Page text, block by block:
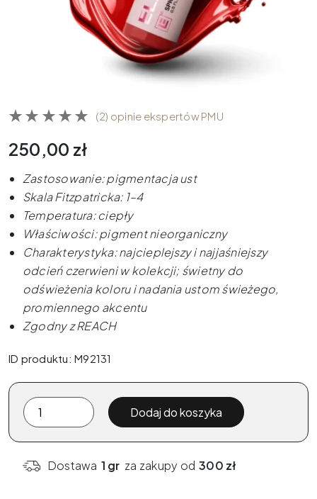
(2) opinie ekspertów PMU
250,00 zł
Zastosowanie: pigmentacja ust
Skala Fitzpatricka: 1–4
Temperatura: ciepły
Właściwości: pigment nieorganiczny
Charakterystyka: najcieplejszy i najjaśniejszy
odcień czerwieni w kolekcji; świetny do
odświeżenia koloru i nadania ustom świeżego,
promiennego akcentu
Zgodny z REACH
ID produktu: M92131
ilość
The
Pigment
x
Dodaj do koszyka
Dostawa 1 gr za zakupy od 300 zł